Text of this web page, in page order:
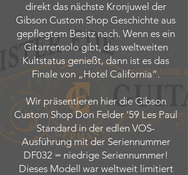
direkt das nächste Kronjuwel der
Gibson Custom Shop Geschichte aus
gepflegtem Besitz nach. Wenn es ein
Gitarrensolo gibt, das weltweiten
Kultstatus genießt, dann ist es das
Finale von „Hotel California“.
Wir präsentieren hier die Gibson
Custom Shop Don Felder '59 Les Paul
Standard in der edlen VOS-
Ausführung mit der Seriennummer
DF032 = niedrige Seriennummer!
Dieses Modell war weltweit limitiert